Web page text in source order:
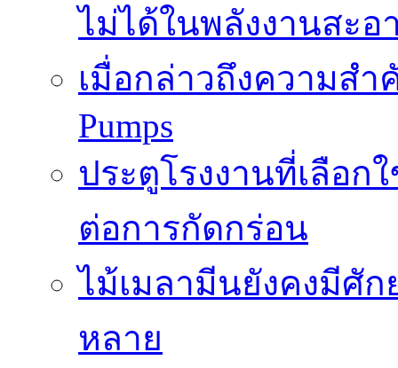
ไม่ได้ในพลังงานสะอ
เมื่อกล่าวถึงความสำ
Pumps
ประตูโรงงานที่เลือ
ต่อการกัดกร่อน
ไม้เมลามีนยังคงมีศั
หลาย